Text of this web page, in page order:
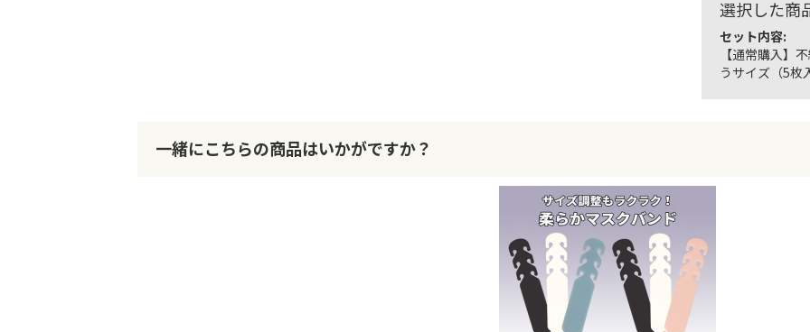
選択した商
セット内容:
【通常購入】
うサイズ（5枚
一緒にこちらの商品はいかがですか？